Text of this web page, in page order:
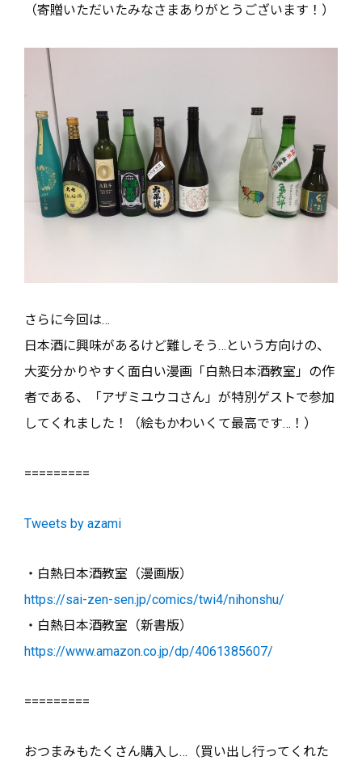
（寄贈いただいたみなさまありがとうございます！）
さらに今回は…
日本酒に興味があるけど難しそう…という方向けの、
大変分かりやすく面白い漫画「白熱日本酒教室」の作
者である、「アザミユウコさん」が特別ゲストで参加
してくれました！（絵もかわいくて最高です…！）
=========
Tweets by azami
・白熱日本酒教室（漫画版）
https://sai-zen-sen.jp/comics/twi4/nihonshu/
・白熱日本酒教室（新書版）
https://www.amazon.co.jp/dp/4061385607/
=========
おつまみもたくさん購入し…（買い出し行ってくれた